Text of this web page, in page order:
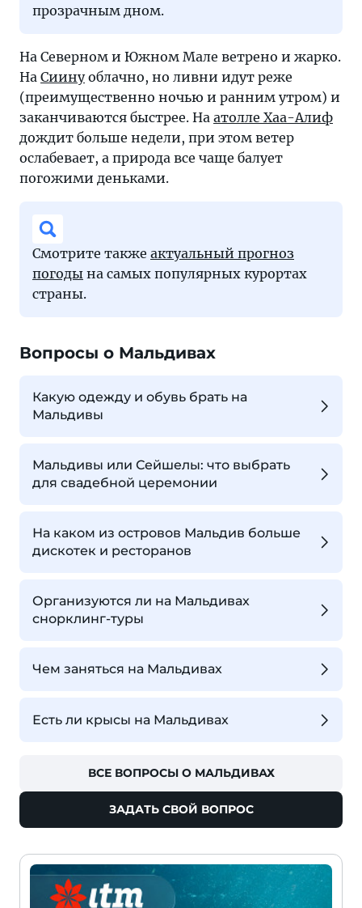
прозрачным дном.
На Северном и Южном Мале ветрено и жарко.
На Сиинуоблачно, но ливни идут реже
(преимущественно ночью и ранним утром) и
заканчиваются быстрее. На атолле Хаа-Алиф
дождит больше недели, при этом ветер
ослабевает, а природа все чаще балует
погожими деньками.
Смотрите также актуальный прогноз
погоды на самых популярных курортах
страны.
Вопросы о Мальдивах
Какую одежду и обувь брать на
Мальдивы
Мальдивы или Сейшелы: что выбрать
для свадебной церемонии
На каком из островов Мальдив больше
дискотек и ресторанов
Организуются ли на Мальдивах
снорклинг-туры
Чем заняться на Мальдивах
Есть ли крысы на Мальдивах
ВСЕ ВОПРОСЫ О МАЛЬДИВАХ
ЗАДАТЬ СВОЙ ВОПРОС